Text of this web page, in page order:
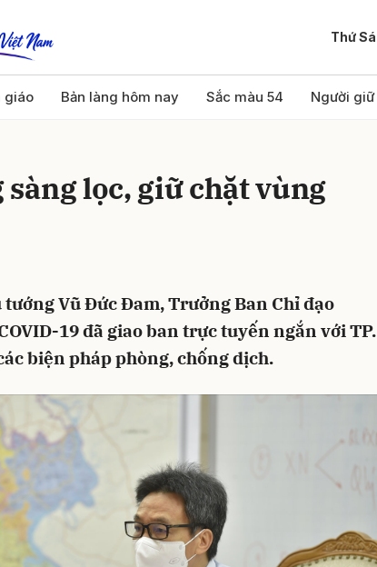
Thứ
giáo Bản làng hôm nay Sắc màu 54 Người giữ
sàng lọc, giữ chặt vùng
tướng Vũ Đức Đam, Trưởng Ban Chỉ đạo
19 đã giao ban trực tuyến ngắn với TP.
biện pháp phòng, chống dịch.
Gửi bình luận